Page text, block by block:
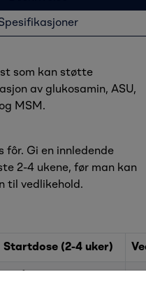
som kan støtte
av glukosamin, ASU,
MSM.
fôr. Gi en innledende
2-4 ukene, før man kan
til vedlikehold.
Startdose (2-4 uker)